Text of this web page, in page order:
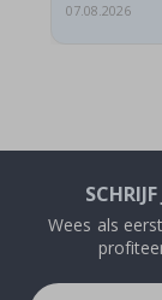
07.08.2026
Wees als